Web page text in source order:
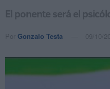
El ponente será el
Por Gonzalo Testa 09/10/